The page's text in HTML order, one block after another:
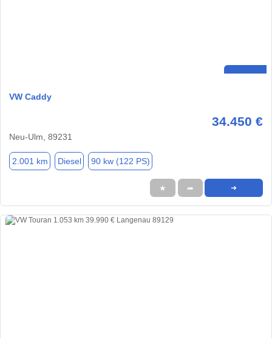
VW Caddy
34.450 €
Neu-Ulm, 89231
2.001 km Diesel 90 kw (122 PS)
★ ➦ ➜